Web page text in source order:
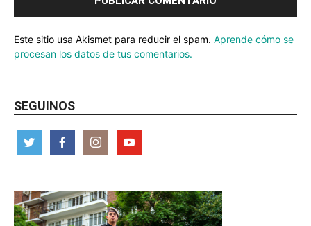
Este sitio usa Akismet para reducir el spam. Aprende cómo se
procesan los datos de tus comentarios.
SEGUINOS